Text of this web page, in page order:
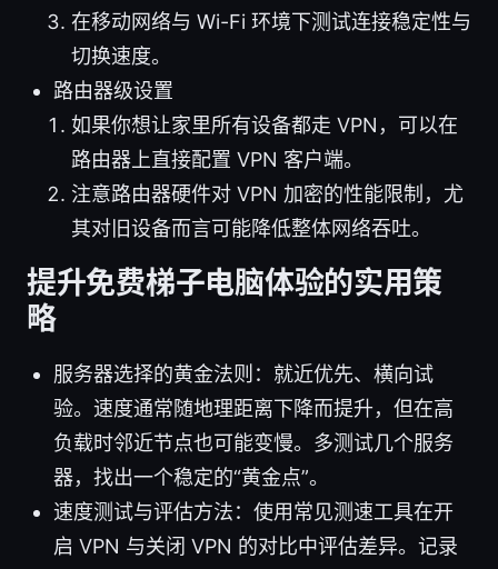
在移动网络与 Wi-Fi 环境下测试连接稳定性与
切换速度。
路由器级设置
如果你想让家里所有设备都走 VPN，可以在
路由器上直接配置 VPN 客户端。
注意路由器硬件对 VPN 加密的性能限制，尤
其对旧设备而言可能降低整体网络吞吐。
提升免费梯子电脑体验的实用策
略
服务器选择的黄金法则：就近优先、横向试
验。速度通常随地理距离下降而提升，但在高
负载时邻近节点也可能变慢。多测试几个服务
器，找出一个稳定的“黄金点”。
速度测试与评估方法：使用常见测速工具在开
启 VPN 与关闭 VPN 的对比中评估差异。记录